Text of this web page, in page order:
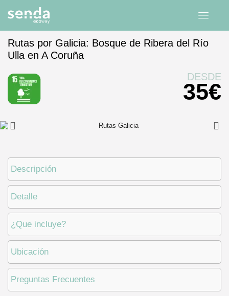
Inicio experiencias
Rutas por Galicia: Bosque de Ribera del Río
Ulla en A Coruña
DESDE
35€
Descripción
Detalle
¿Que incluye?
Ubicación
Preguntas Frecuentes